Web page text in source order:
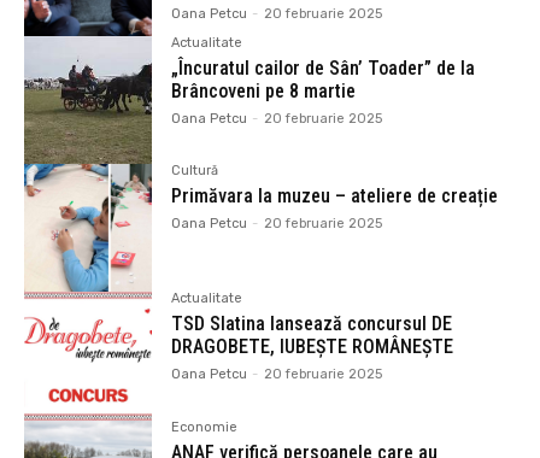
Oana Petcu - 20 februarie 2025
Actualitate
„Încuratul cailor de Sân’ Toader” de la
Brâncoveni pe 8 martie
Oana Petcu - 20 februarie 2025
Cultură
Primăvara la muzeu – ateliere de creație
Oana Petcu - 20 februarie 2025
Actualitate
TSD Slatina lansează concursul DE
DRAGOBETE, IUBEȘTE ROMÂNEȘTE
Oana Petcu - 20 februarie 2025
Economie
ANAF verifică persoanele care au